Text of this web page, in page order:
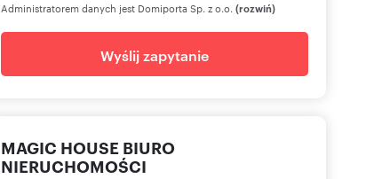
Administratorem danych jest Domiporta Sp. z o.o. (rozwiń)
Wyślij zapytanie
MAGIC HOUSE BIURO
NIERUCHOMOŚCI